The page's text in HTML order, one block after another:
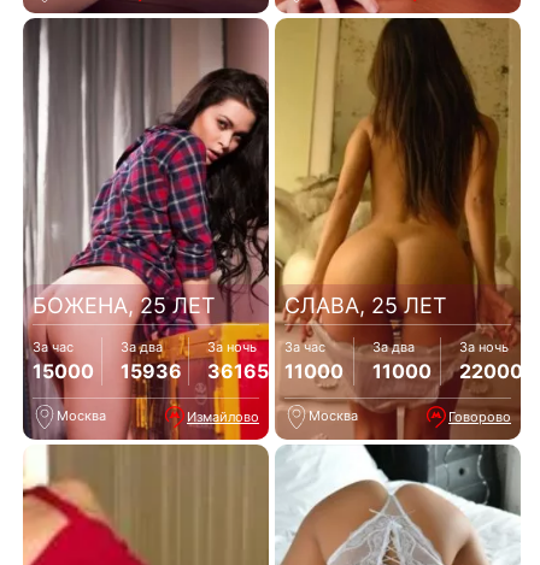
БОЖЕНА, 25 ЛЕТ
За час
15000
За два
15936
За ночь
36165
Москва Измайлово
СЛАВА, 25 ЛЕТ
За час
11000
За два
11000
За ночь
22000
Москва Говорово